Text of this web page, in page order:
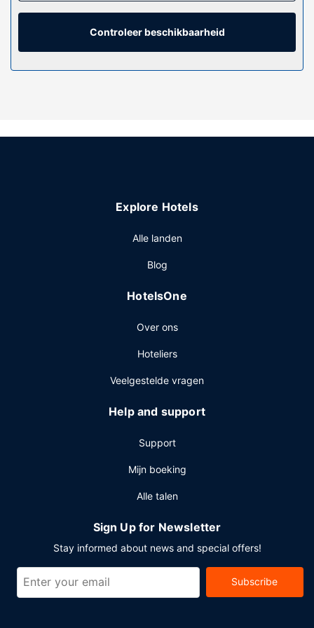
bad/douchecombinatie hebben designer toiletartikelen en
Algemene voorziening
Geniet van recreatieve voorzieningen zoals een
Overige voorzieningen
Enkele van de voorzieningen zijn een businesscentrum,
plaatse heb je gratis parkeerplaatsen.
Controleer beschikbaarheid
Explore Hotels
Alle landen
Blog
HotelsOne
Over ons
Hoteliers
Veelgestelde vragen
Help and support
Support
Mijn boeking
Alle talen
Sign Up for Newsletter
Stay informed about news and special offers!
Subscribe